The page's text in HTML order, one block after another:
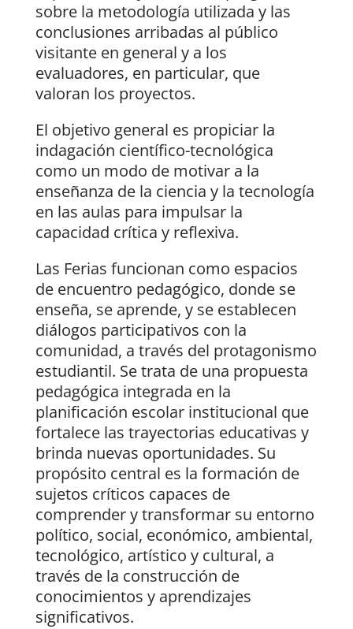
sobre la metodología utilizada y las
conclusiones arribadas al público
visitante en general y a los
evaluadores, en particular, que
valoran los proyectos.
El objetivo general es propiciar la
indagación científico-tecnológica
como un modo de motivar a la
enseñanza de la ciencia y la tecnología
en las aulas para impulsar la
capacidad crítica y reflexiva.
Las Ferias funcionan como espacios
de encuentro pedagógico, donde se
enseña, se aprende, y se establecen
diálogos participativos con la
comunidad, a través del protagonismo
estudiantil. Se trata de una propuesta
pedagógica integrada en la
planificación escolar institucional que
fortalece las trayectorias educativas y
brinda nuevas oportunidades. Su
propósito central es la formación de
sujetos críticos capaces de
comprender y transformar su entorno
político, social, económico, ambiental,
tecnológico, artístico y cultural, a
través de la construcción de
conocimientos y aprendizajes
significativos.